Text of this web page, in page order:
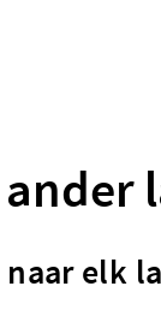
elk